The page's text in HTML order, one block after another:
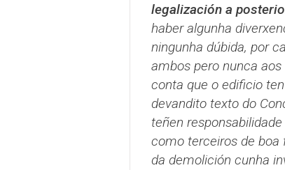
legalización a
haber algunha
ningunha dúbida, por
ambos pero nunca
conta que o edificio
devandito texto do
teñen
como terceiros de boa
da demolición cunha